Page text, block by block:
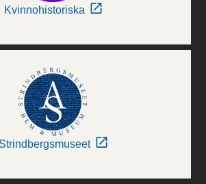
Kvinnohistoriska
Strindbergsmuseet